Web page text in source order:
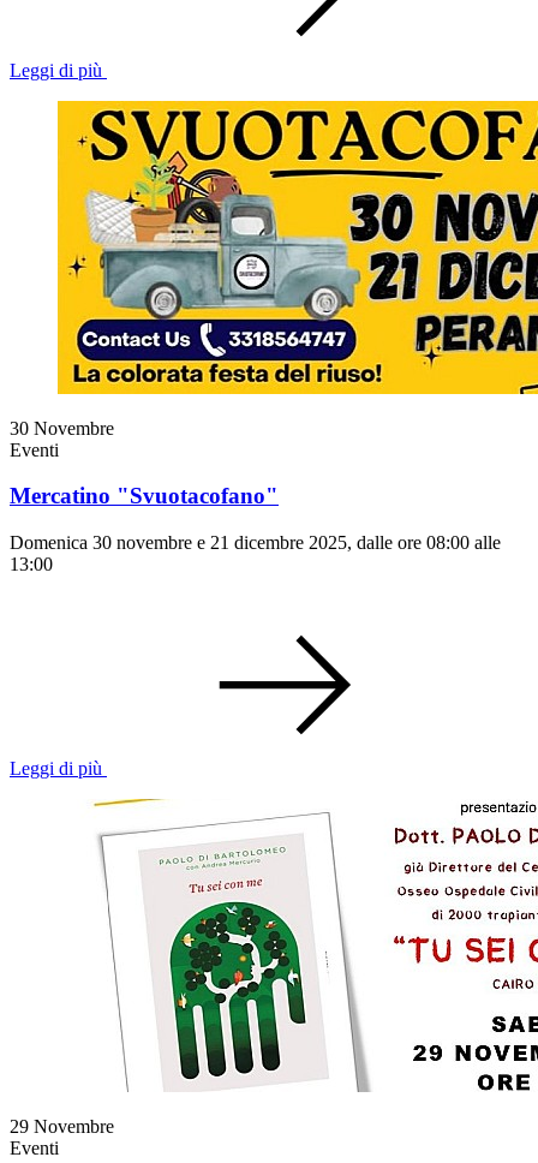
Leggi di più
30 Novembre
Eventi
Mercatino "Svuotacofano"
Domenica 30 novembre e 21 dicembre 2025, dalle ore 08:00 alle
13:00
Leggi di più
29 Novembre
Eventi